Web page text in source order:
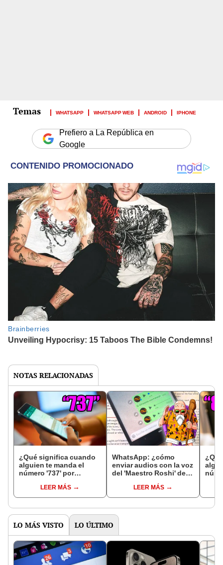
WHATSAPP WHATSAPP WEB ANDROID IPHONE
Prefiero a La República en
Google
NOTAS RELACIONADAS
¿Qué significa cuando
alguien te manda el
número '737' por
la respuesta
LEER MÁS
WhatsApp: ¿cómo
enviar audios con la voz
del 'Maestro Roshi' de
enseñamos
LEER MÁS
LO MÁS VISTO LO ÚLTIMO